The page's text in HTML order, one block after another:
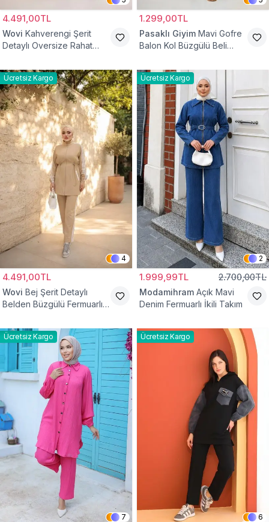
4.491,00TL
Wovi Kahverengi Şerit
Detaylı Oversize Rahat
1.299,00TL
Pasaklı Giyim Mavi Gofre
Balon Kol Büzgülü Beli
Takım
Ücretsiz Kargo
4
4.491,00TL
Wovi Bej Şerit Detaylı
Belden Büzgülü Fermuarlı
Ücretsiz Kargo
2
1.999,99TL 2.700,00TL
Modamihram Açık Mavi
Denim Fermuarlı İkili Takım
Ücretsiz Kargo
7
Ücretsiz Kargo
6